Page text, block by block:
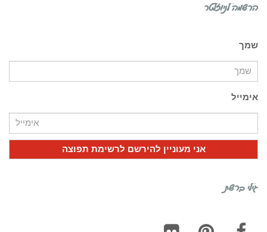
הרשמה לניוזלטר
שמך
אימייל
גילי ברשת